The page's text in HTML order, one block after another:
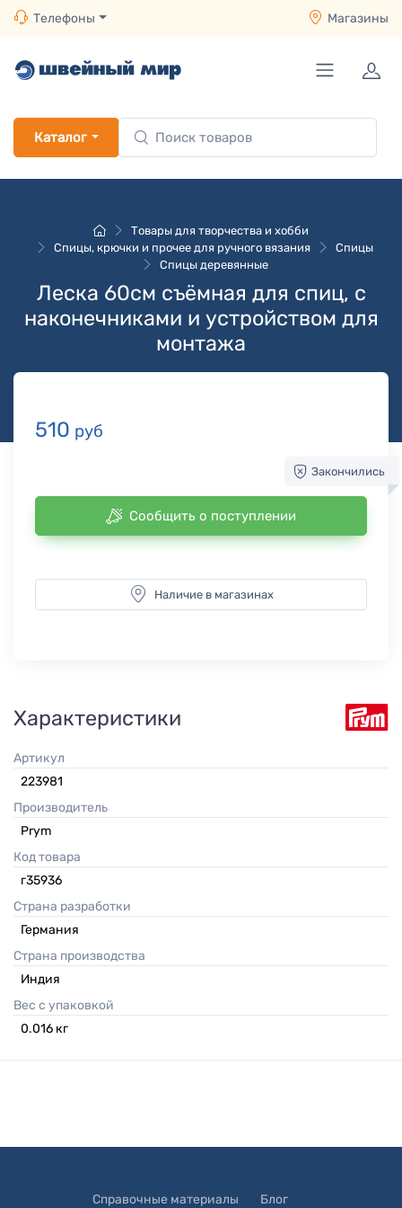
Телефоны Магазины
Каталог
Товары для творчества и хобби
Спицы, крючки и прочее для ручного вязания
Спицы
Спицы деревянные
Леска 60см съёмная для спиц, с
наконечниками и устройством для
монтажа
510 руб
Закончились
Сообщить о поступлении
Наличие в магазинах
Характеристики
Артикул
223981
Производитель
Prym
Код товара
г35936
Страна разработки
Германия
Страна производства
Индия
Вес с упаковкой
0.016 кг
Справочные материалы Блог